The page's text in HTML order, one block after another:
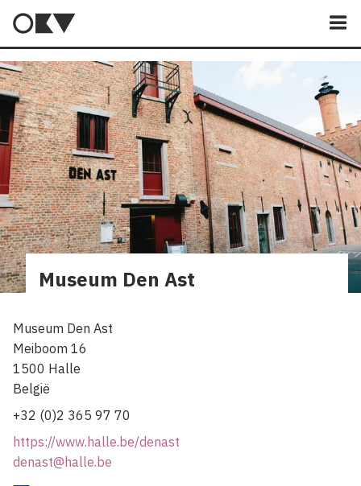
Museum Den Ast
Museum Den Ast
Meiboom 16
1500 Halle
België
+32 (0)2 365 97 70
https://www.halle.be/denast
denast@halle.be